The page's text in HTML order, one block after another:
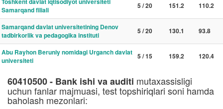
Samarqand filiali
5 / 20 151.2 110.2
Samarqand davlat universitetining Denov
tadbirkorlik va pedagogika instituti
5 / 20 130.1 93.8
Abu Rayhon Beruniy nomidagi Urganch davlat
universiteti
5 / 15 159.2 120.4
60410500 - Bank ishi va auditi mutaxassisligi
uchun fanlar majmuasi, test topshiriqlari soni hamda
baholash mezonlari: